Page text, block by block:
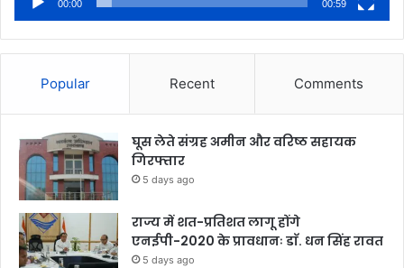
00:00 00:59
Popular Recent Comments
घूस लेते संग्रह अमीन और वरिष्ठ सहायक
गिरफ्तार
5 days ago
राज्य में शत-प्रतिशत लागू होंगे
एनईपी-2020 के प्रावधानः डाॅ. धन सिंह रावत
5 days ago